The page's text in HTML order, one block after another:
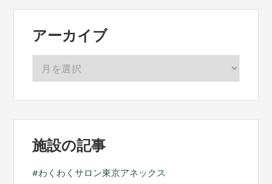
アーカイブ
ー
施設の記事
わくわくサロン東京アネックス